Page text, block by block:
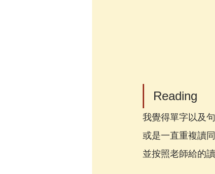
Reading
我覺得單字以及
或是一直重複讀
並按照老師給的